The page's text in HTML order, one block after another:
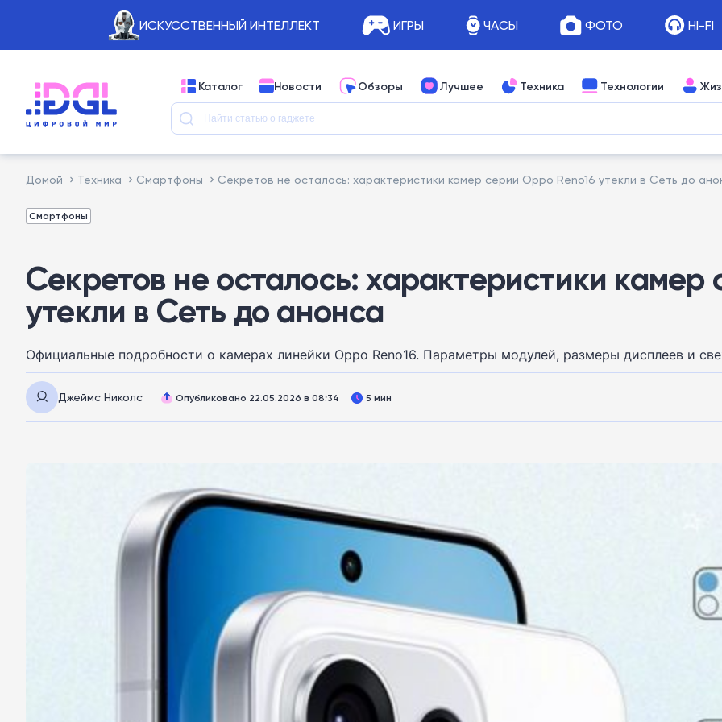
ИСКУССТВЕННЫЙ ИНТЕЛЛЕКТ ИГРЫ ЧАСЫ ФОТО HI-FI
Каталог Новости Обзоры Лучшее Техника Технологии
Домой Техника Смартфоны Секретов не осталось: характеристики камер серии Oppo Reno16 утекли в Сеть до
Смартфоны
Секретов не осталось: характеристики камер
утекли в Сеть до анонса
Официальные подробности о камерах линейки Oppo Reno16. Параметры модулей, размеры дисплеев и
Джеймс Николс Опубликовано 22.05.2026 в 08:34 5 мин